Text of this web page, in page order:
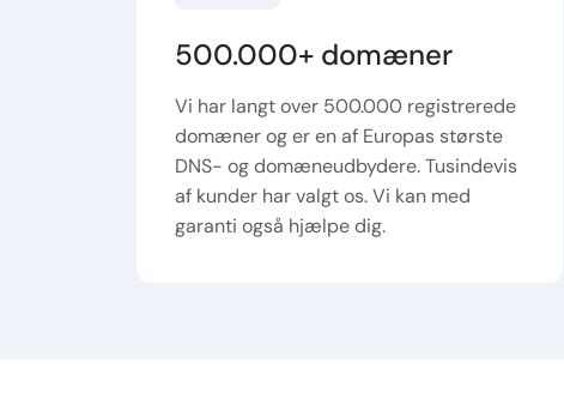
500.000+ domæner
Vi har langt over 500.000 registrerede
domæner og er en af Europas største
DNS- og domæneudbydere. Tusindevis
af kunder har valgt os. Vi kan med
garanti også hjælpe dig.